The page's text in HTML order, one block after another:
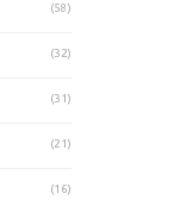
(58)
(32)
(31)
(21)
(16)